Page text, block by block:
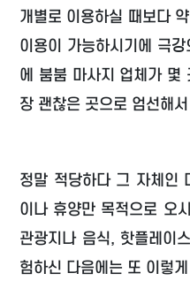
개별로 이용하실 때보다
이용이 가능하시기에 극
에 붐붐 마사지 업체가 몇
장 괜찮은 곳으로 엄선해
정말 적당하다 그 자체인
이나 휴양만 목적으로 오
관광지나 음식, 핫플레이
험하신 다음에는 또 이렇